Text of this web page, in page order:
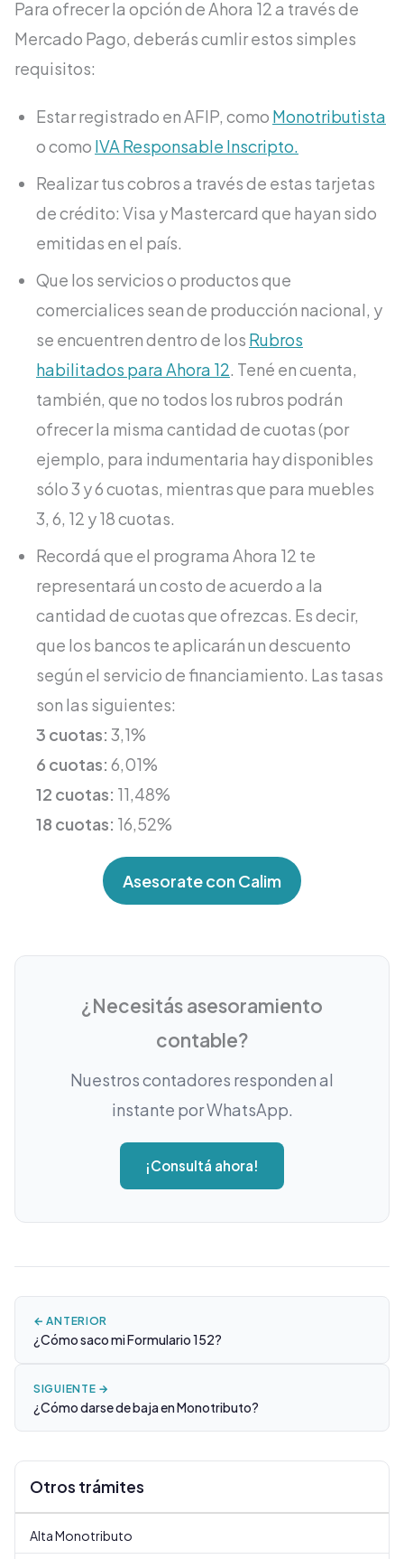
Para ofrecer la opción de Ahora 12 a través de
Mercado Pago, deberás cumlir estos simples
requisitos:
Estar registrado en AFIP, como Monotributista
o como IVA Responsable Inscripto.
Realizar tus cobros a través de estas tarjetas
de crédito: Visa y Mastercard que hayan sido
emitidas en el país.
Que los servicios o productos que
comercialices sean de producción nacional, y
se encuentren dentro de los Rubros
habilitados para Ahora 12. Tené en cuenta,
también, que no todos los rubros podrán
ofrecer la misma cantidad de cuotas (por
ejemplo, para indumentaria hay disponibles
sólo 3 y 6 cuotas, mientras que para muebles
3, 6, 12 y 18 cuotas.
Recordá que el programa Ahora 12 te
representará un costo de acuerdo a la
cantidad de cuotas que ofrezcas. Es decir,
que los bancos te aplicarán un descuento
según el servicio de financiamiento. Las tasas
son las siguientes:
3 cuotas: 3,1%
6 cuotas: 6,01%
12 cuotas: 11,48%
18 cuotas: 16,52%
Asesorate con Calim
¿Necesitás asesoramiento
contable?
Nuestros contadores responden al
instante por WhatsApp.
¡Consultá ahora!
← ANTERIOR
¿Cómo saco mi Formulario 152?
SIGUIENTE →
¿Cómo darse de baja en Monotributo?
Otros trámites
Alta Monotributo